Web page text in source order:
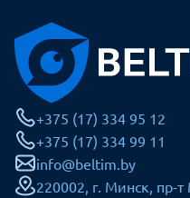
+375 (17) 334 95 12
+375 (17) 334 99 11
info@beltim.by
220002, г. Минск, пр-